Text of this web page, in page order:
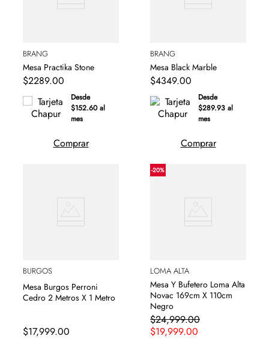
BRANG
Mesa Practika Stone
$2289.00
Desde
$152.60 al
mes
Comprar
BRANG
Mesa Black Marble
$4349.00
Desde
$289.93 al
mes
Comprar
BURGOS
Mesa Burgos Perroni
Cedro 2 Metros X 1 Metro
$17,999.00
-20%
LOMA ALTA
Mesa Y Bufetero Loma Alta
Novac 169cm X 110cm
Negro
$24,999.00
$19,999.00